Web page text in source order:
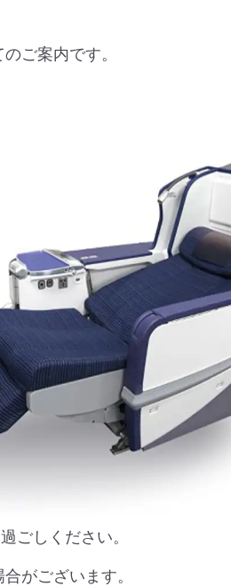
ご案内です。
ごしください。
がございます。